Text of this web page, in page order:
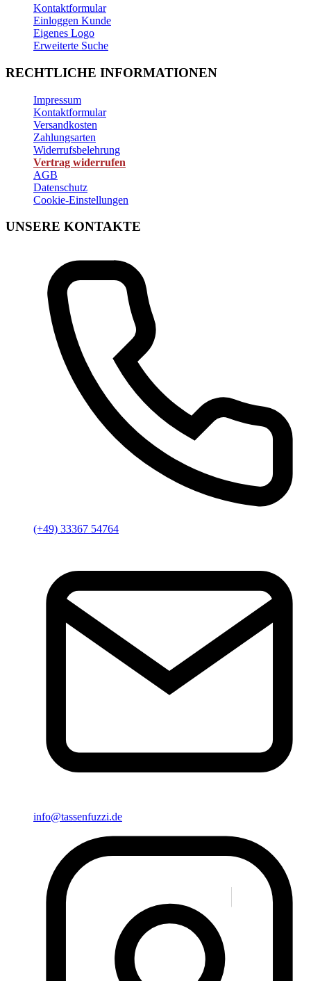
Kontaktformular
Einloggen Kunde
Eigenes Logo
Erweiterte Suche
RECHTLICHE INFORMATIONEN
Impressum
Kontaktformular
Versandkosten
Zahlungsarten
Widerrufsbelehrung
Vertrag widerrufen
AGB
Datenschutz
Cookie-Einstellungen
UNSERE KONTAKTE
(+49) 33367 54764
info@tassenfuzzi.de